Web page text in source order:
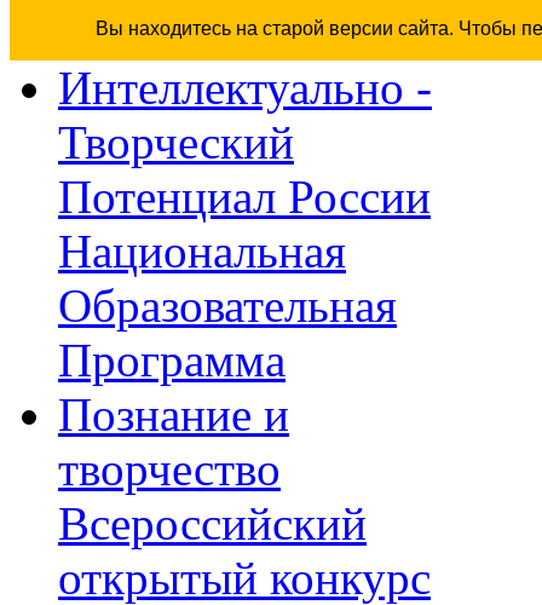
Вы находитесь на старой версии сайта. Чтобы
Интеллектуально -
Творческий
Потенциал России
Национальная
Образовательная
Программа
Познание и
творчество
Всероссийский
открытый конкурс